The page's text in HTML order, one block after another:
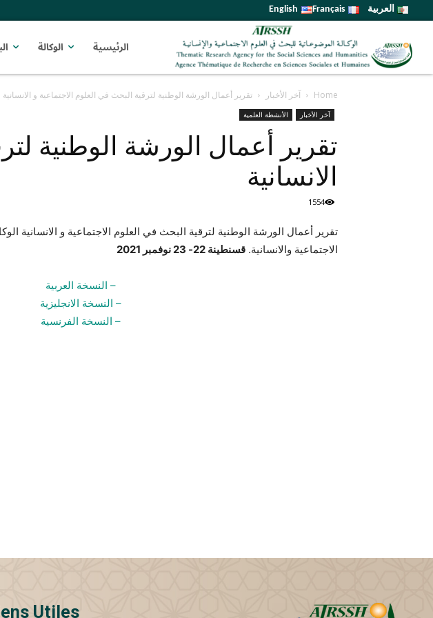
العربية Français
English
الرئيسية الوكالة
Home آخر الأخبار تقرير أعمال الورشة الوطنية لترقية البحث في العلوم الاجتماعية و الانسانية
آخر الأخبار الأنشطة العلمية
تقرير أعمال الورشة الوطنية
الانسانية
1554
تقرير أعمال الورشة الوطنية لترقية البحث في العلوم الاجتماعية و الانسانية
الاجتماعية والانسانية. قسنطينة 22- 23 نوفمبر 2021
– النسخة العربية
– النسخة الانجليزية
– النسخة الفرنسية
Utiles